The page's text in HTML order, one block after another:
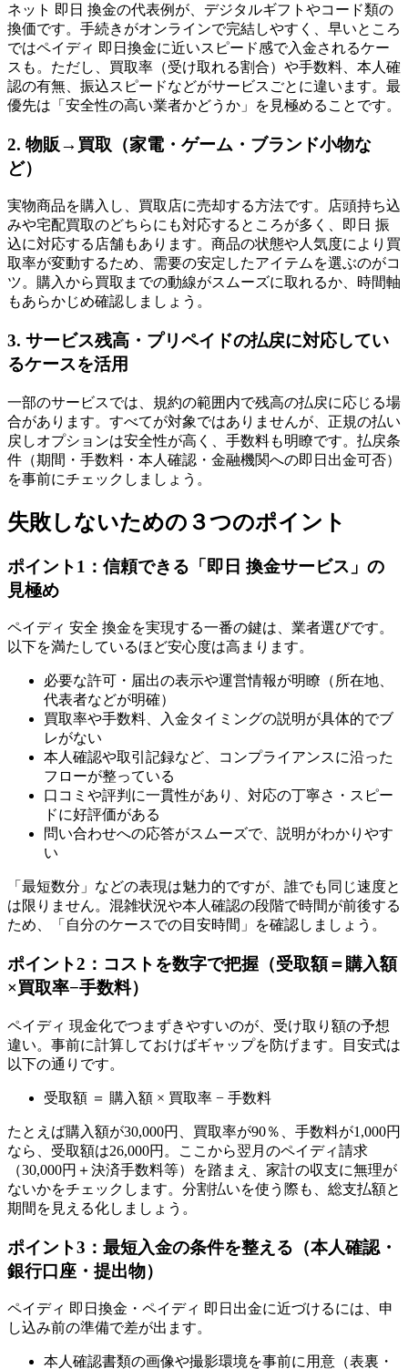
ネット 即日 換金の代表例が、デジタルギフトやコード類の
換価です。手続きがオンラインで完結しやすく、早いところ
ではペイディ 即日換金に近いスピード感で入金されるケー
スも。ただし、買取率（受け取れる割合）や手数料、本人確
認の有無、振込スピードなどがサービスごとに違います。最
優先は「安全性の高い業者かどうか」を見極めることです。
2. 物販→買取（家電・ゲーム・ブランド小物な
ど）
実物商品を購入し、買取店に売却する方法です。店頭持ち込
みや宅配買取のどちらにも対応するところが多く、即日 振
込に対応する店舗もあります。商品の状態や人気度により買
取率が変動するため、需要の安定したアイテムを選ぶのがコ
ツ。購入から買取までの動線がスムーズに取れるか、時間軸
もあらかじめ確認しましょう。
3. サービス残高・プリペイドの払戻に対応してい
るケースを活用
一部のサービスでは、規約の範囲内で残高の払戻に応じる場
合があります。すべてが対象ではありませんが、正規の払い
戻しオプションは安全性が高く、手数料も明瞭です。払戻条
件（期間・手数料・本人確認・金融機関への即日出金可否）
を事前にチェックしましょう。
失敗しないための３つのポイント
ポイント1：信頼できる「即日 換金サービス」の
見極め
ペイディ 安全 換金を実現する一番の鍵は、業者選びです。
以下を満たしているほど安心度は高まります。
必要な許可・届出の表示や運営情報が明瞭（所在地、
代表者などが明確）
買取率や手数料、入金タイミングの説明が具体的でブ
レがない
本人確認や取引記録など、コンプライアンスに沿った
フローが整っている
口コミや評判に一貫性があり、対応の丁寧さ・スピー
ドに好評価がある
問い合わせへの応答がスムーズで、説明がわかりやす
い
「最短数分」などの表現は魅力的ですが、誰でも同じ速度と
は限りません。混雑状況や本人確認の段階で時間が前後する
ため、「自分のケースでの目安時間」を確認しましょう。
ポイント2：コストを数字で把握（受取額＝購入額
×買取率−手数料）
ペイディ 現金化でつまずきやすいのが、受け取り額の予想
違い。事前に計算しておけばギャップを防げます。目安式は
以下の通りです。
受取額 ＝ 購入額 × 買取率 − 手数料
たとえば購入額が30,000円、買取率が90％、手数料が1,000円
なら、受取額は26,000円。ここから翌月のペイディ請求
（30,000円＋決済手数料等）を踏まえ、家計の収支に無理が
ないかをチェックします。分割払いを使う際も、総支払額と
期間を見える化しましょう。
ポイント3：最短入金の条件を整える（本人確認・
銀行口座・提出物）
ペイディ 即日換金・ペイディ 即日出金に近づけるには、申
し込み前の準備で差が出ます。
本人確認書類の画像や撮影環境を事前に用意（表裏・